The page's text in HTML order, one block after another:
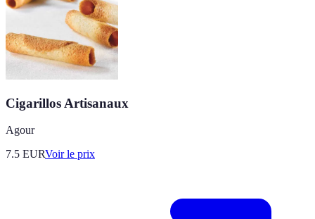
Cigarillos Artisanaux
Agour
7.5 EURVoir le prix